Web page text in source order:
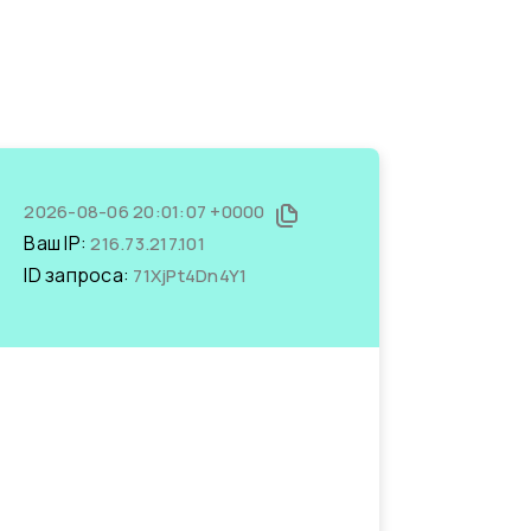
2026-08-06 20:01:07 +0000
Ваш IP:216.73.217.101
ID запроса: 71XjPt4Dn4Y1